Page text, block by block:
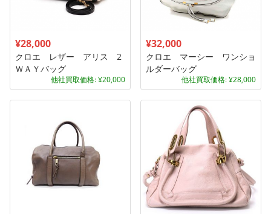
¥28,000
クロエ レザー アリス 2
ＷＡＹバッグ
他社買取価格: ¥20,000
¥32,000
クロエ マーシー ワンショ
ルダーバッグ
他社買取価格: ¥28,000